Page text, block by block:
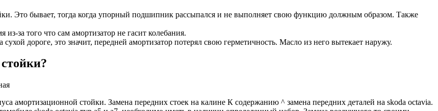
Это бывает, тогда когда упорный подшипник рассыпался и не выполняет свою функцию должным образом. Также
из-за того что сам амортизатор не гасит колебания.
дороге, это значит, передней амортизатор потерял свою герметичность. Масло из него вытекает наружу.
амортизационной стойки. Замена передних стоек на калине К содержанию ^ замена передних деталей на skoda octavia.